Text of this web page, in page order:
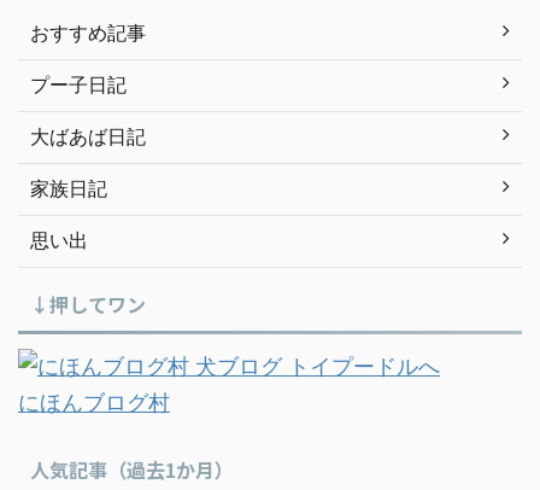
おすすめ記事
プー子日記
大ばあば日記
家族日記
思い出
↓押してワン
にほんブログ村
人気記事（過去1か月）